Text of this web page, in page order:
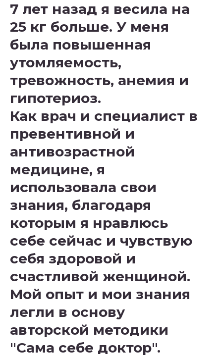
7 лет назад я весила на
25 кг больше. У меня
была повышенная
утомляемость,
тревожность, анемия и
гипотериоз.
Как врач и специалист в
превентивной и
антивозрастной
медицине, я
использовала свои
знания, благодаря
которым я нравлюсь
себе сейчас и чувствую
себя здоровой и
счастливой женщиной.
Мой опыт и мои знания
легли в основу
авторской методики
"Сама себе доктор".